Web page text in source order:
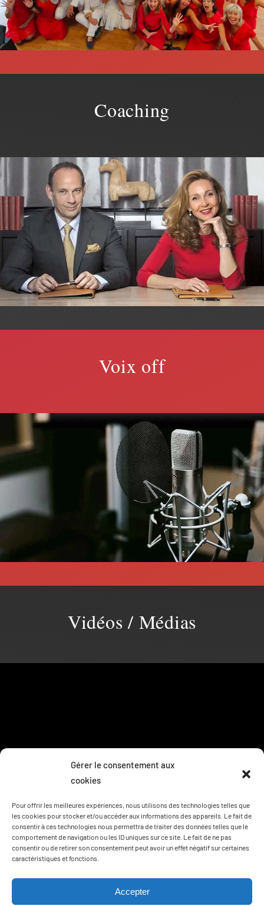
Gérer le consentement aux
cookies
Pour offrir les meilleures expériences, nous utilisons des technologies telles que
les cookies pour stocker et/ou accéder aux informations des appareils. Le fait de
consentir à ces technologies nous permettra de traiter des données telles que le
comportement de navigation ou les ID uniques sur ce site. Le fait de ne pas
consentir ou de retirer son consentement peut avoir un effet négatif sur certaines
caractéristiques et fonctions.
Accepter
Coaching
Voix off
Vidéos / Médias
Site réalisé avec